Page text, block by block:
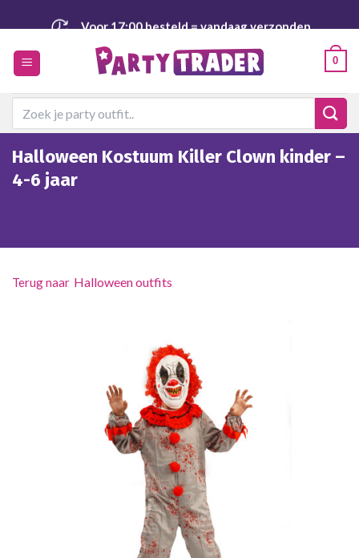
naar
inhoud
Voor 17:00 besteld = vandaag verzonden
Veiligen achteraf betalen 0
Halloween Kostuum Killer Clown kinder –
4-6 jaar
Halloween outfits